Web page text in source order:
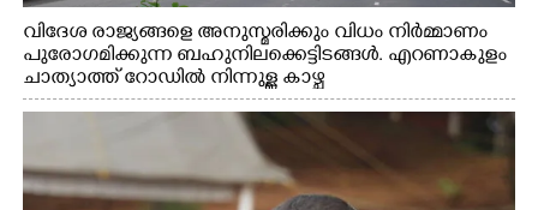
വിദേശ രാജ്യങ്ങളെ അനുസ്മരിക്കും വിധം നിർമ്മാണം
പുരോഗമിക്കുന്ന ബഹുനിലക്കെട്ടിടങ്ങൾ. എറണാകുളം
ചാത്യാത്ത് റോഡിൽ നിന്നുള്ള കാഴ്ച